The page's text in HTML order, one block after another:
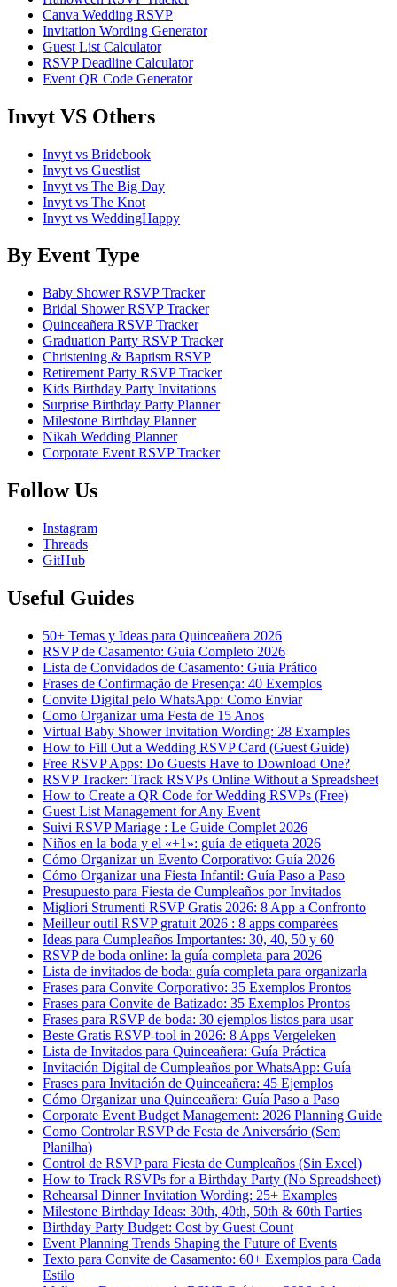
Canva Wedding RSVP
Invitation Wording Generator
Guest List Calculator
RSVP Deadline Calculator
Event QR Code Generator
Invyt VS Others
Invyt vs Bridebook
Invyt vs Guestlist
Invyt vs The Big Day
Invyt vs The Knot
Invyt vs WeddingHappy
By Event Type
Baby Shower RSVP Tracker
Bridal Shower RSVP Tracker
Quinceañera RSVP Tracker
Graduation Party RSVP Tracker
Christening & Baptism RSVP
Retirement Party RSVP Tracker
Kids Birthday Party Invitations
Surprise Birthday Party Planner
Milestone Birthday Planner
Nikah Wedding Planner
Corporate Event RSVP Tracker
Follow Us
Instagram
Threads
GitHub
Useful Guides
50+ Temas y Ideas para Quinceañera 2026
RSVP de Casamento: Guia Completo 2026
Lista de Convidados de Casamento: Guia Prático
Frases de Confirmação de Presença: 40 Exemplos
Convite Digital pelo WhatsApp: Como Enviar
Como Organizar uma Festa de 15 Anos
Virtual Baby Shower Invitation Wording: 28 Examples
How to Fill Out a Wedding RSVP Card (Guest Guide)
Free RSVP Apps: Do Guests Have to Download One?
RSVP Tracker: Track RSVPs Online Without a Spreadsheet
How to Create a QR Code for Wedding RSVPs (Free)
Guest List Management for Any Event
Suivi RSVP Mariage : Le Guide Complet 2026
Niños en la boda y el «+1»: guía de etiqueta 2026
Cómo Organizar un Evento Corporativo: Guía 2026
Cómo Organizar una Fiesta Infantil: Guía Paso a Paso
Presupuesto para Fiesta de Cumpleaños por Invitados
Migliori Strumenti RSVP Gratis 2026: 8 App a Confronto
Meilleur outil RSVP gratuit 2026 : 8 apps comparées
Ideas para Cumpleaños Importantes: 30, 40, 50 y 60
RSVP de boda online: la guía completa para 2026
Lista de invitados de boda: guía completa para organizarla
Frases para Convite Corporativo: 35 Exemplos Prontos
Frases para Convite de Batizado: 35 Exemplos Prontos
Frases para RSVP de boda: 30 ejemplos listos para usar
Beste Gratis RSVP-tool in 2026: 8 Apps Vergeleken
Lista de Invitados para Quinceañera: Guía Práctica
Invitación Digital de Cumpleaños por WhatsApp: Guía
Frases para Invitación de Quinceañera: 45 Ejemplos
Cómo Organizar una Quinceañera: Guía Paso a Paso
Corporate Event Budget Management: 2026 Planning Guide
Como Controlar RSVP de Festa de Aniversário (Sem
Planilha)
Control de RSVP para Fiesta de Cumpleaños (Sin Excel)
How to Track RSVPs for a Birthday Party (No Spreadsheet)
Rehearsal Dinner Invitation Wording: 25+ Examples
Milestone Birthday Ideas: 30th, 40th, 50th & 60th Parties
Birthday Party Budget: Cost by Guest Count
Event Planning Trends Shaping the Future of Events
Texto para Convite de Casamento: 60+ Exemplos para Cada
Estilo